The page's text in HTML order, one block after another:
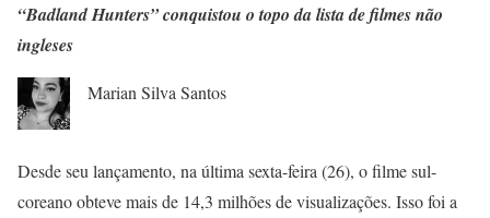
“Badland Hunters” conquistou o topo da lista de filmes não
ingleses
Marian Silva Santos
Desde seu lançamento, na última sexta-feira (26), o filme sul-
coreano obteve mais de 14,3 milhões de visualizações. Isso foi a